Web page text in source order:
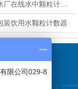
装饮用水颗粒计数器
们限公司029-8